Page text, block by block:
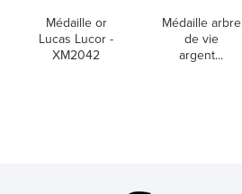
Médaille or
Lucas Lucor -
XM2042
Médaille arbre
de vie
argent...